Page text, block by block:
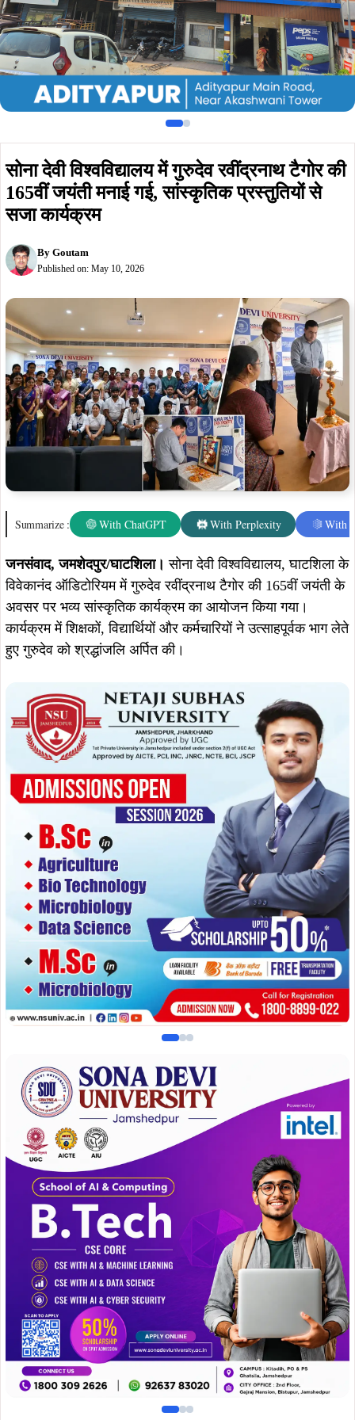
सोना देवी विश्वविद्यालय में गुरुदेव रवींद्रनाथ टैगोर की
165वीं जयंती मनाई गई, सांस्कृतिक प्रस्तुतियों से
सजा कार्यक्रम
By Goutam
Published on: May 10, 2026
Summarize : With ChatGPT With Perplexity With
जनसंवाद,जमशेदपुर/घाटशिला।सोना देवी विश्वविद्यालय, घाटशिला के
विवेकानंद ऑडिटोरियम में गुरुदेव रवींद्रनाथ टैगोर की 165वीं जयंती के
अवसर पर भव्य सांस्कृतिक कार्यक्रम का आयोजन किया गया।
कार्यक्रम में शिक्षकों, विद्यार्थियों और कर्मचारियों ने उत्साहपूर्वक भाग लेते
हुए गुरुदेव को श्रद्धांजलि अर्पित की।